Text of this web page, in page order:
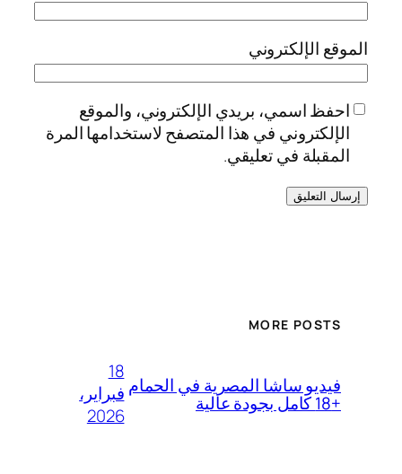
الموقع الإلكتروني
احفظ اسمي، بريدي الإلكتروني، والموقع
الإلكتروني في هذا المتصفح لاستخدامها المرة
المقبلة في تعليقي.
MORE POSTS
فيديو ساشا المصرية في الحمام
+18 كامل بجودة عالية
18
فبراير،
2026